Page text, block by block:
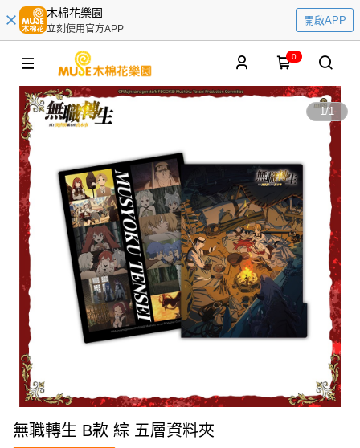
木棉花樂園
立刻使用官方APP
開啟APP
0
1/1
無職轉生 B款 綜 五層資料夾